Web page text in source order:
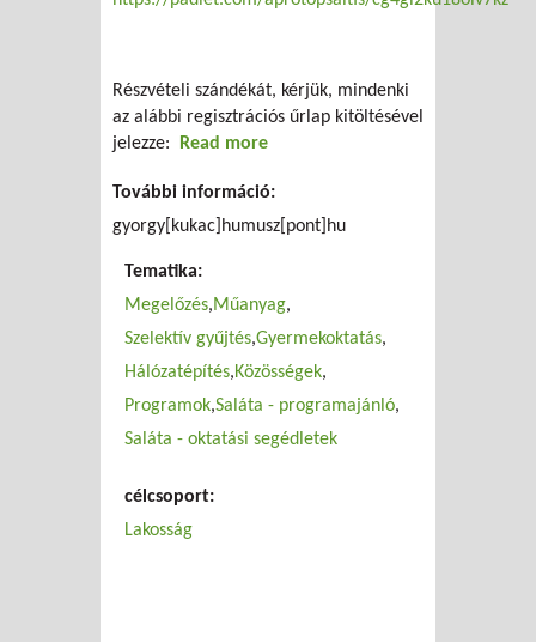
Részvételi szándékát, kérjük, mindenki
az alábbi regisztrációs űrlap kitöltésével
jelezze:
Read more
További információ:
gyorgy[kukac]humusz[pont]hu
Tematika:
Megelőzés Műanyag
Szelektív gyűjtés Gyermekoktatás
Hálózatépítés Közösségek
Programok Saláta - programajánló
Saláta - oktatási segédletek
célcsoport:
Lakosság